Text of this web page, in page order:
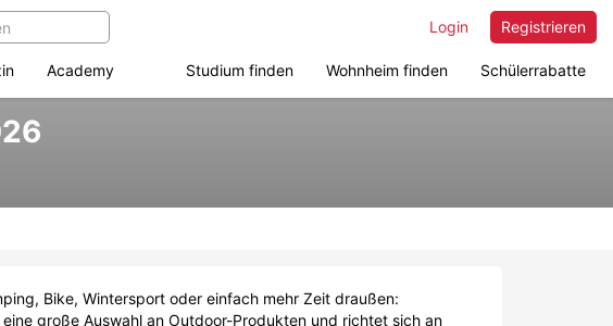
Registrieren
Login
Academy Studium finden Wohnheim finden Schülerrabatte
Bike, Wintersport oder einfach mehr Zeit draußen:
große Auswahl an Outdoor-Produkten und richtet sich an